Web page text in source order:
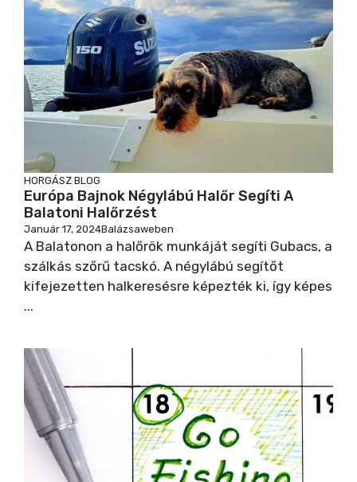
HORGÁSZ BLOG
Európa Bajnok Négylábú Halőr Segíti A
Balatoni Halőrzést
Január 17, 2024Balázsaweben
A Balatonon a halőrök munkáját segíti Gubacs, a
szálkás szőrű tacskó. A négylábú segítőt
kifejezetten halkeresésre képezték ki, így képes
...